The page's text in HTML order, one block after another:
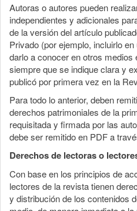
Autoras o autores pueden
independientes y adicionales
de la versión del artículo
Privado (por ejemplo, incluirlo
darlo a conocer en otros medios
siempre que se indique clara y
publicó por primera vez en la
Para todo lo anterior, deben
derechos patrimoniales de la
requisitada y firmada por las
debe ser remitido en PDF a
Derechos de lectoras o
Con base en los principios de
lectores de la revista tienen
y distribución de los contenidos